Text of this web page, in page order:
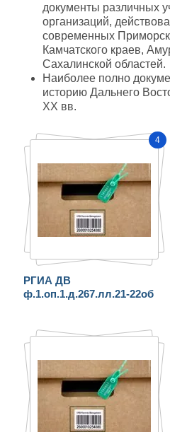
документы различных
организаций,
современных
Камчатского краев,
Сахалинской областей.
Наиболее полно
историю Дальнего
XX вв.
4
РГИА ДВ
ф.1.оп.1.д.267.лл.21-22об